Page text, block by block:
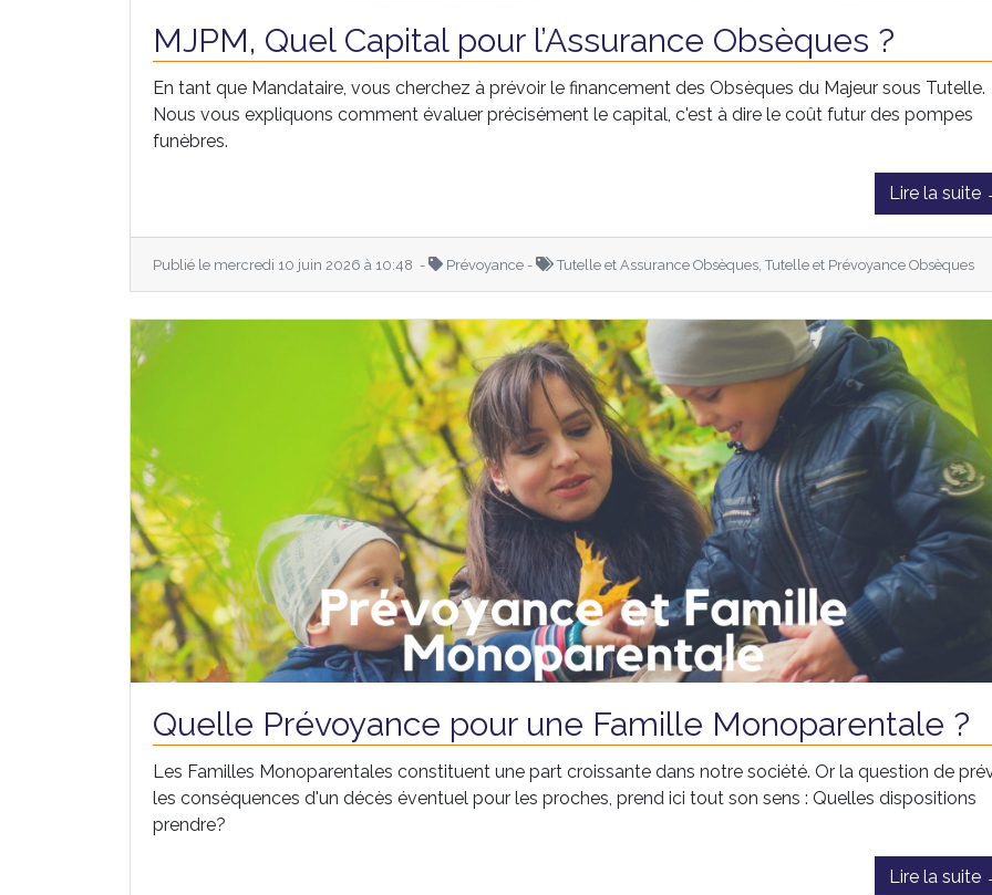
MJPM, Quel Capital pour l’Assurance Obsèques ?
En tant que Mandataire, vous cherchez à prévoir le financement des Obsèques du Majeur sous Tutelle.
Nous vous expliquons comment évaluer précisément le capital, c'est à dire le coût futur des pompes
funèbres.
Lire la suite
Publié le mercredi 10 juin 2026 à 10:48 - Prévoyance - Tutelle et Assurance Obsèques, Tutelle et Prévoyance Obsèques
Quelle Prévoyance pour une Famille Monoparentale ?
Les Familles Monoparentales constituent une part croissante dans notre société. Or la question de
les conséquences d'un décès éventuel pour les proches, prend ici tout son sens : Quelles dispositions
prendre?
Lire la suite